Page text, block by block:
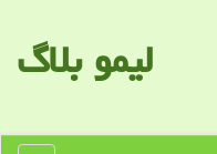
لیمو بلاگ